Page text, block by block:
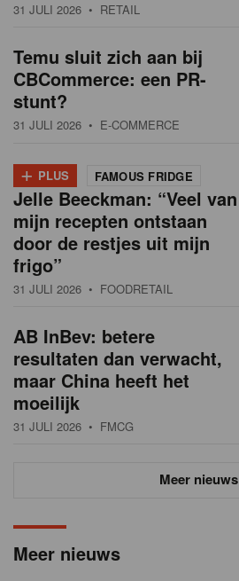
Meer nieuws
31 JULI 2026 • RETAIL
Temu sluit zich aan bij
CBCommerce: een PR-
stunt?
31 JULI 2026 • E-COMMERCE
+ PLUS FAMOUS FRIDGE
Jelle Beeckman: “Veel van
mijn recepten ontstaan
door de restjes uit mijn
frigo”
31 JULI 2026 • FOODRETAIL
AB InBev: betere
resultaten dan verwacht,
maar China heeft het
moeilijk
31 JULI 2026 • FMCG
Meer nieuws